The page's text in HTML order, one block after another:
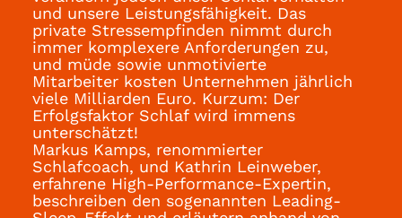
und unsere Leistungsfähigkeit. Das
private Stressempfinden nimmt durch
immer komplexere Anforderungen zu,
und müde sowie unmotivierte
Mitarbeiter kosten Unternehmen jährlich
viele Milliarden Euro. Kurzum: Der
Erfolgsfaktor Schlaf wird immens
unterschätzt!
Markus Kamps, renommierter
Schlafcoach, und Kathrin Leinweber,
erfahrene High-Performance-Expertin,
beschreiben den sogenannten Leading-